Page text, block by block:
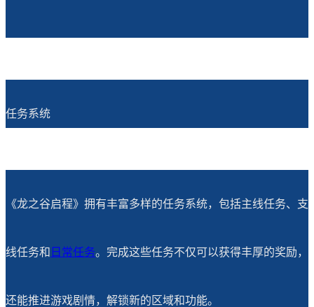
任务系统
《龙之谷启程》拥有丰富多样的任务系统，包括主线任务、支
线任务和 日常任务。完成这些任务不仅可以获得丰厚的奖励，
还能推进游戏剧情，解锁新的区域和功能。